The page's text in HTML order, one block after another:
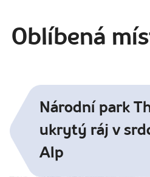
Oblíbená
Národní park
ukrytý ráj v
Alp